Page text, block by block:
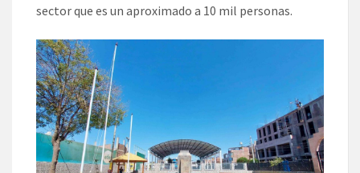
sector que es un aproximado a 10 mil personas.